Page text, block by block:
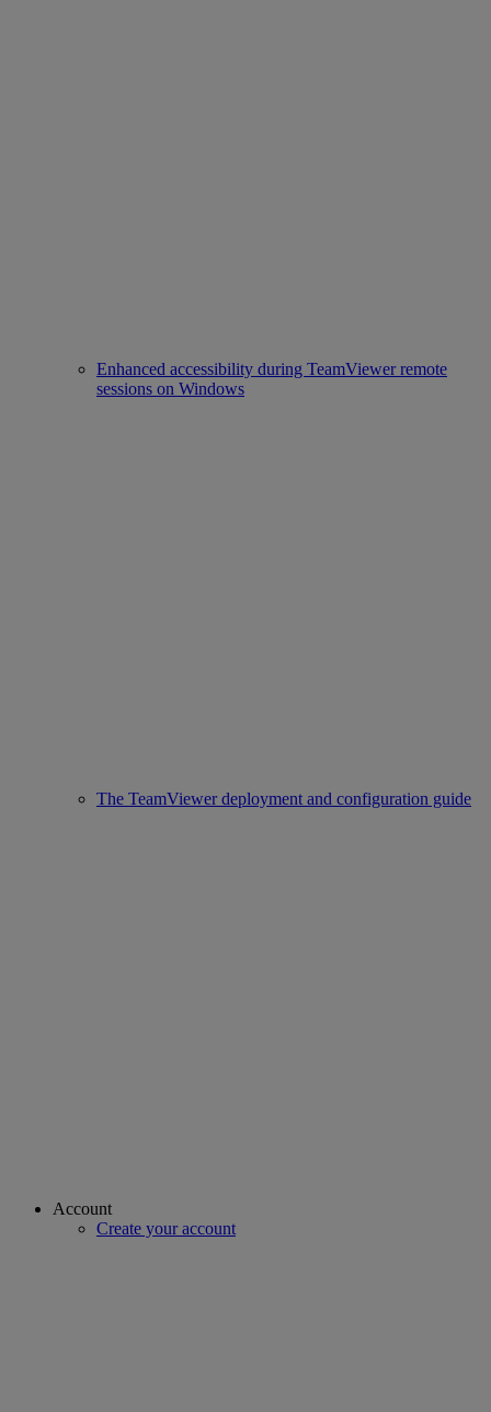
Enhanced accessibility during TeamViewer remote
sessions on Windows
The TeamViewer deployment and configuration guide
Account
Create your account